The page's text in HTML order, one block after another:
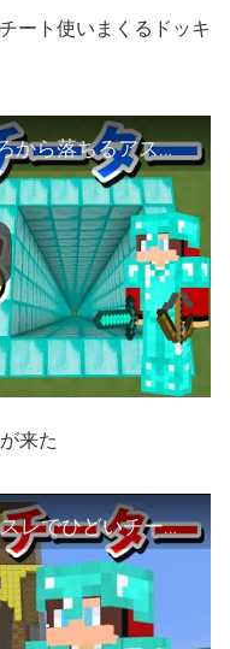
ート使いまくるドッキ
【マインクラフト】高いところから落ちるアスレでチート使いまくるドッキリ
来た
【マインクラフト】1000mアスレでひどいチーターが来た